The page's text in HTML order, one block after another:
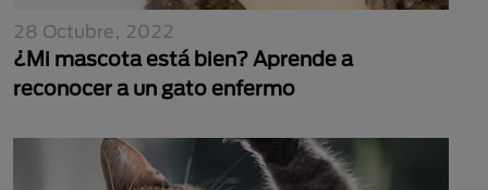
28 Octubre, 2022
¿Mi mascota está bien? Aprende a
reconocer a un gato enfermo